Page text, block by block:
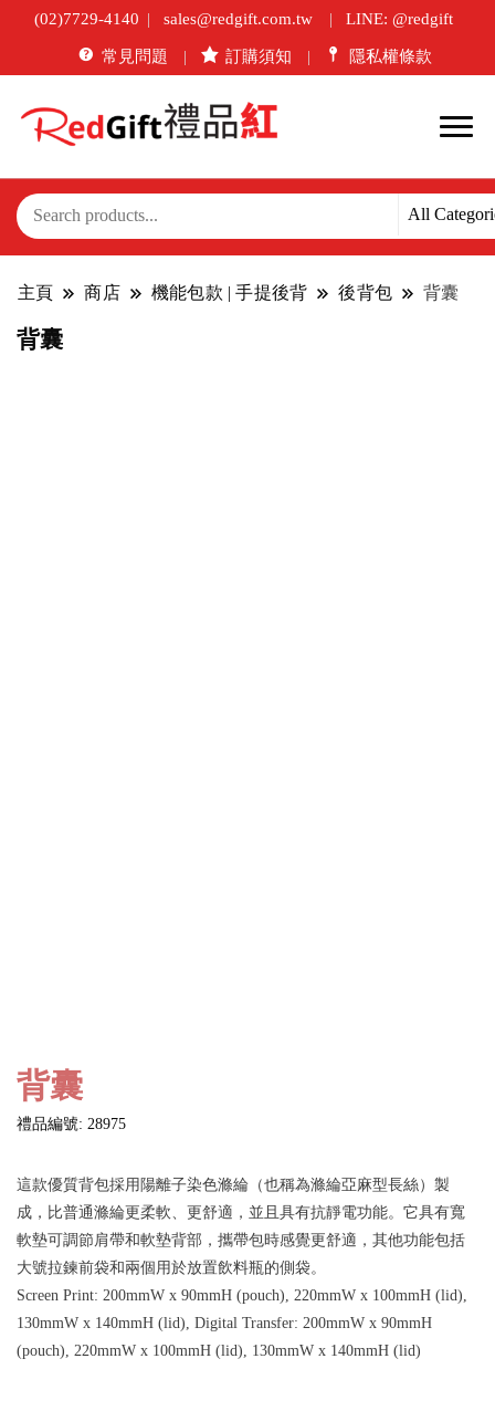
(02)7729-4140 sales@redgift.com.tw LINE: @redgift
常見問題 訂購須知 隱私權條款
主頁 商店 機能包款 | 手提後背 後背包 背囊
背囊
背囊
禮品編號: 28975
這款優質背包採用陽離子染色滌綸（也稱為滌綸亞麻型長絲）製
成，比普通滌綸更柔軟、更舒適，並且具有抗靜電功能。它具有寬
軟墊可調節肩帶和軟墊背部，攜帶包時感覺更舒適，其他功能包括
大號拉鍊前袋和兩個用於放置飲料瓶的側袋。
Screen Print: 200mmW x 90mmH (pouch), 220mmW x 100mmH (lid),
130mmW x 140mmH (lid), Digital Transfer: 200mmW x 90mmH
(pouch), 220mmW x 100mmH (lid), 130mmW x 140mmH (lid)